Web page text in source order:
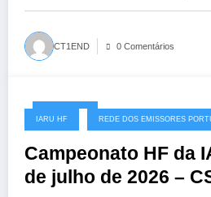
CT1END 0 Comentários
08/07/2026
IARU HF REDE DOS EMISSORES
Campeonato HF da
de julho de 2026 –